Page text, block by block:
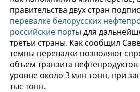
правительства двух стран
перевалке белорусских
российские порты для
третьи страны. Как сообщил
темпы перевалки позволяют
объем транзита
уровне около 3 млн тонн, при
тыс тонн.